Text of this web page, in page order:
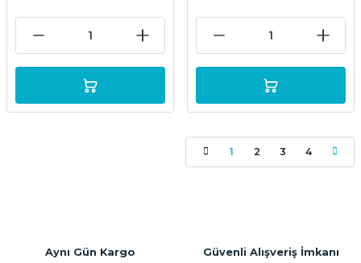
1 2 3 4
Aynı Gün Kargo Güvenli Alışveriş İmkanı